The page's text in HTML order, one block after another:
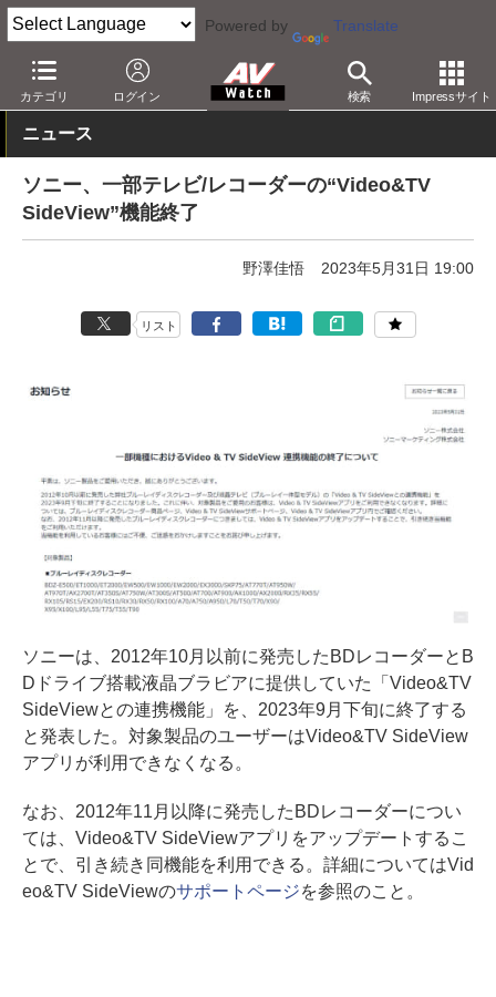
Powered by Translate
カテゴリ ログイン 検索 Impressサイト
AV Watch 製品 レコーダ
ニュース
ソニー、一部テレビ/レコーダーの“Video&TV
SideView”機能終了
野澤佳悟 2023年5月31日 19:00
リスト
ソニーは、2012年10月以前に発売したBDレコーダーとB
Dドライブ搭載液晶ブラビアに提供していた「Video&TV
SideViewとの連携機能」を、2023年9月下旬に終了する
と発表した。対象製品のユーザーはVideo&TV SideView
アプリが利用できなくなる。
なお、2012年11月以降に発売したBDレコーダーについ
ては、Video&TV SideViewアプリをアップデートするこ
とで、引き続き同機能を利用できる。詳細についてはVid
eo&TV SideViewのサポートページを参照のこと。